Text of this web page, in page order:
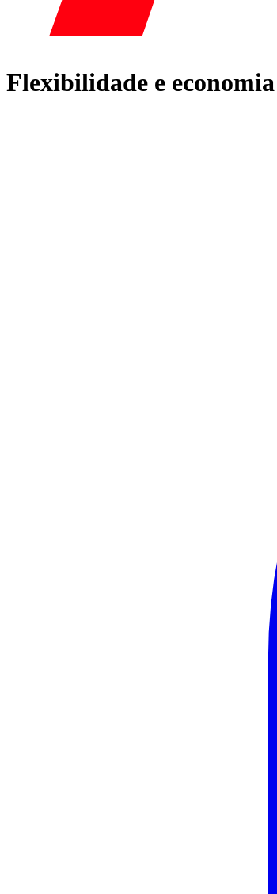
Flexibilidade e